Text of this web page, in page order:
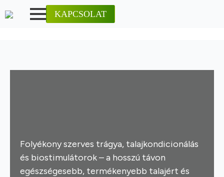
KAPCSOLAT
Folyékony szerves trágya, talajkondicionálás
és biostimulátorok – a hosszú távon
egészségesebb, termékenyebb talajért és